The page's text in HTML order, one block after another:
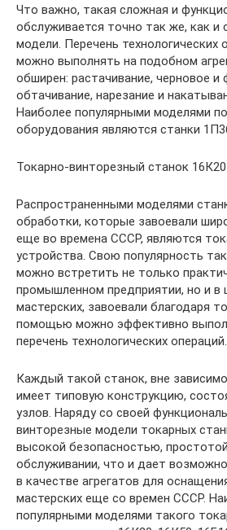
Что важно, такая сложная и
обслуживается точно так же, как и
модели. Перечень технологических
можно выполнять на подобном
обширен: растачивание, черновое и
обтачивание, нарезание и
Наиболее популярными моделями
оборудования являются станки
Токарно-винторезный станок 16К20
Распространенными моделями
обработки, которые завоевали
еще во времена СССР, являются
устройства. Свою популярность
можно встретить не только
промышленном предприятии, но и в
мастерских, завоевали благодаря
помощью можно эффективно
перечень технологических операций.
Каждый такой станок, вне
имеет типовую конструкцию,
узлов. Наряду со своей
винторезные модели токарных
высокой безопасностью,
обслуживании, что и дает
в качестве агрегатов для
мастерских еще со времен СССР.
популярными моделями такого